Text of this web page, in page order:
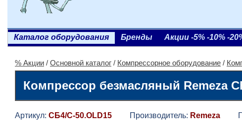
Каталог оборудования Бренды Акции -5% -10% -
% Акции / Основной каталог / Компрессорное оборудование /
Компрессор безмасляный Remeza
Артикул: СБ4/С-50.OLD15 Производитель: Remeza